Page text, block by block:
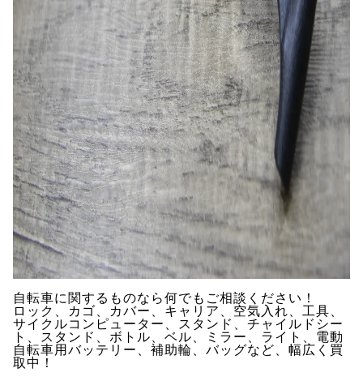
自転車に関するものなら何でもご相談ください！
ロック、カゴ、カバー、キャリア、空気入れ、工具、
サイクルコンピューター、スタンド、チャイルドシー
ト、スタンド、ボトル、ベル、ミラー、ライト、電動
自転車用バッテリー、補助輪、バッグなど、幅広く買
取中！